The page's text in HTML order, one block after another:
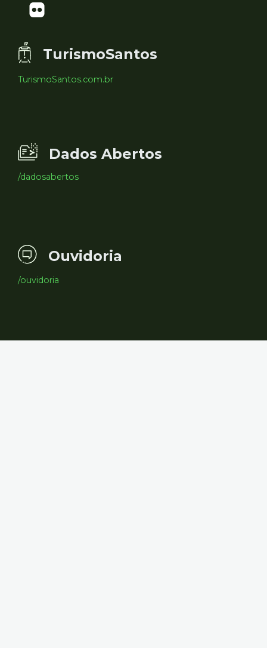
TurismoSantos
TurismoSantos.com.br
Dados Abertos
/dadosabertos
Ouvidoria
/ouvidoria